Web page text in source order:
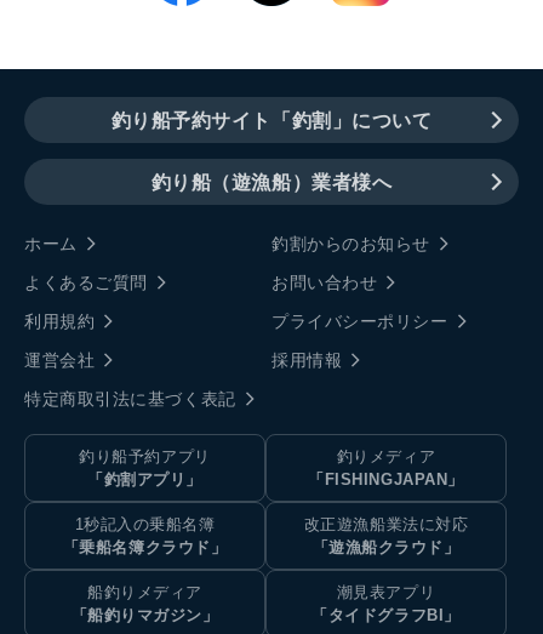
釣り船予約サイト「釣割」について
釣り船（遊漁船）業者様へ
ホーム
釣割からのお知らせ
よくあるご質問
お問い合わせ
利用規約
プライバシーポリシー
運営会社
採用情報
特定商取引法に基づく表記
釣り船予約アプリ
「釣割アプリ」
釣りメディア
「FISHINGJAPAN」
1秒記入の乗船名簿
「乗船名簿クラウド」
改正遊漁船業法に対応
「遊漁船クラウド」
船釣りメディア
「船釣りマガジン」
潮見表アプリ
「タイドグラフBI」